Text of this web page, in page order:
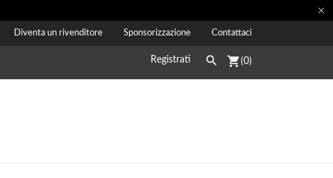

Diventa un rivenditore Sponsorizzazione Contattaci
Registrati  shopping_cart(0)